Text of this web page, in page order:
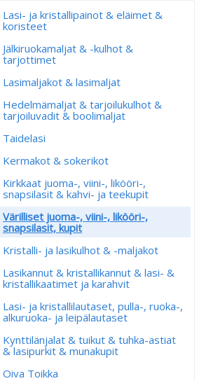
Lasi- ja kristallipainot & eläimet &
koristeet
Jälkiruokamaljat & -kulhot &
tarjottimet
Lasimaljakot & lasimaljat
Hedelmämaljat & tarjoilukulhot &
tarjoiluvadit & boolimaljat
Taidelasi
Kermakot & sokerikot
Kirkkaat juoma-, viini-, likööri-,
snapsilasit & kahvi- ja teekupit
Värilliset juoma-, viini-, likööri-,
snapsilasit, kupit
Kristalli- ja lasikulhot & -maljakot
Lasikannut & kristallikannut & lasi- &
kristallikaatimet ja karahvit
Lasi- ja kristallilautaset, pulla-, ruoka-,
alkuruoka- ja leipälautaset
Kynttilänjalat & tuikut & tuhka-astiat
& lasipurkit & munakupit
Oiva Toikka